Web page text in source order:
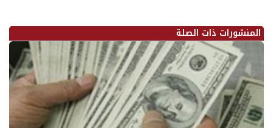
المنشورات ذات الصلة